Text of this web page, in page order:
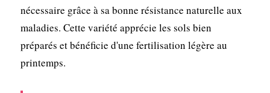
nécessaire grâce à sa bonne résistance naturelle aux
maladies. Cette variété apprécie les sols bien
préparés et bénéficie d'une fertilisation légère au
printemps.